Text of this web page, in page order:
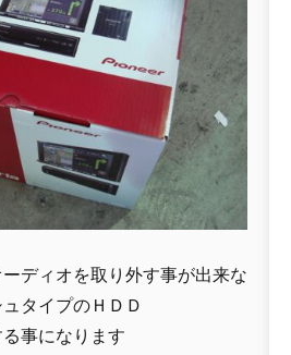
ディオを取り外す事が出来な
タイプのＨＤＤ
事になります